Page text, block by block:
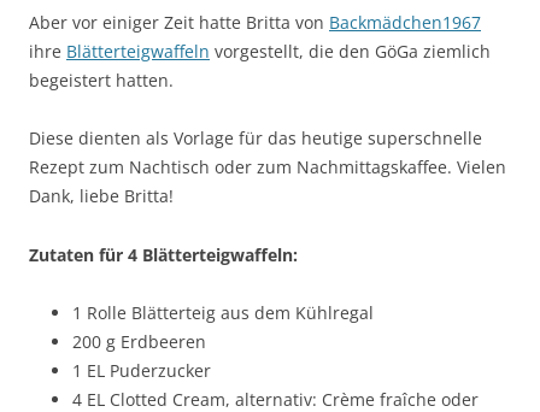
Aber vor einiger Zeit hatte Britta von Backmädchen1967
ihre Blätterteigwaffeln vorgestellt, die den GöGa ziemlich
begeistert hatten.
Diese dienten als Vorlage für das heutige superschnelle
Rezept zum Nachtisch oder zum Nachmittagskaffee. Vielen
Dank, liebe Britta!
Zutaten für 4 Blätterteigwaffeln:
1 Rolle Blätterteig aus dem Kühlregal
200 g Erdbeeren
1 EL Puderzucker
4 EL Clotted Cream, alternativ: Crème fraîche oder